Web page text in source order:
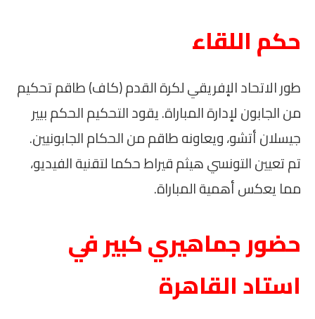
حكم اللقاء
طور الاتحاد الإفريقي لكرة القدم (كاف) طاقم تحكيم
من الجابون لإدارة المباراة. يقود التحكيم الحكم بيير
جيسلان أتشو، ويعاونه طاقم من الحكام الجابونيين.
تم تعيين التونسي هيثم قيراط حكما لتقنية الفيديو،
مما يعكس أهمية المباراة.
حضور جماهيري كبير في
استاد القاهرة